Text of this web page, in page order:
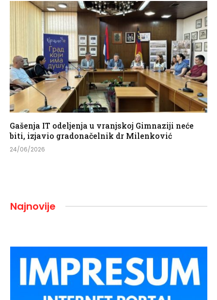
Gašenja IT odeljenja u vranjskoj Gimnaziji neće
biti, izjavio gradonačelnik dr Milenković
24/06/2026
Najnovije